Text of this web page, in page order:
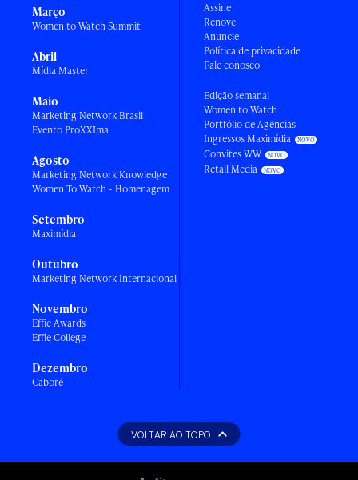
Março
Women to Watch Summit
Abril
Mídia Master
Maio
Marketing Network Brasil
Evento ProXXIma
Agosto
Marketing Network Knowledge
Women To Watch - Homenagem
Setembro
Maximídia
Outubro
Marketing Network Internacional
Novembro
Effie Awards
Effie College
Dezembro
Caboré
Assine
Renove
Anuncie
Política de privacidade
Fale conosco
Edição semanal
Women to Watch
Portfólio de Agências
Ingressos Maximídia
Convites WW
Retail Media
VOLTAR AO TOPO